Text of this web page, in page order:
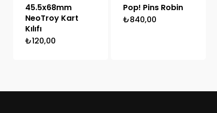
45.5x68mm
NeoTroy Kart
Kılıfı
₺120,00
Pop! Pins Robin
₺840,00